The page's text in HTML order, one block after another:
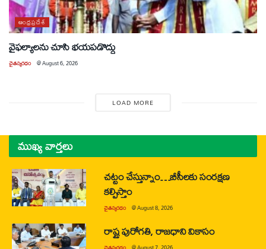
ఆంధ్రప్రదేశ్
వైఫల్యాలను చూసి భయపడొద్దు
చైతన్యరధం @August 6, 2026
LOAD MORE
ముఖ్య వార్తలు
చట్టం చేస్తున్నాం…బీసీలకు సంరక్షణ
కల్పిస్తాం
చైతన్యరధం @August 8, 2026
రాష్ట్ర పురోగతి, రాజధాని వికాసం